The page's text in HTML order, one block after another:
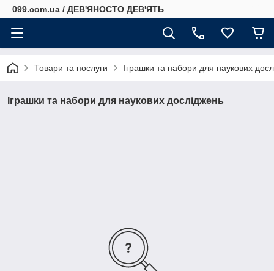
099.com.ua / ДЕВ'ЯНОСТО ДЕВ'ЯТЬ
Товари та послуги Іграшки та набори для наукових
Іграшки та набори для наукових досліджень